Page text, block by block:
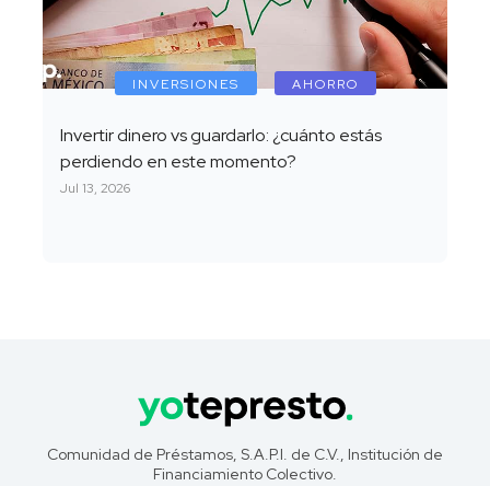
INVERSIONES AHORRO
Invertir dinero vs guardarlo: ¿cuánto estás
perdiendo en este momento?
Jul 13, 2026
Comunidad de Préstamos, S.A.P.I. de C.V., Institución de
Financiamiento Colectivo.